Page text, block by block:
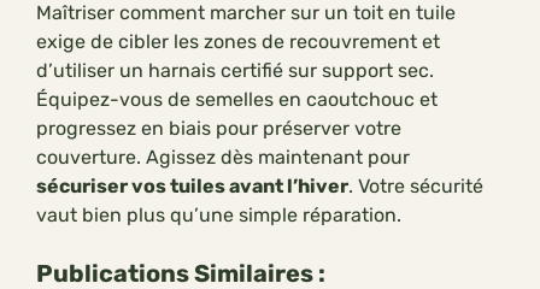
Maîtriser comment marcher sur un toit en tuile
exige de cibler les zones de recouvrement et
d’utiliser un harnais certifié sur support sec.
Équipez-vous de semelles en caoutchouc et
progressez en biais pour préserver votre
couverture. Agissez dès maintenant pour
sécuriser vos tuiles avant l’hiver. Votre sécurité
vaut bien plus qu’une simple réparation.
Publications Similaires :